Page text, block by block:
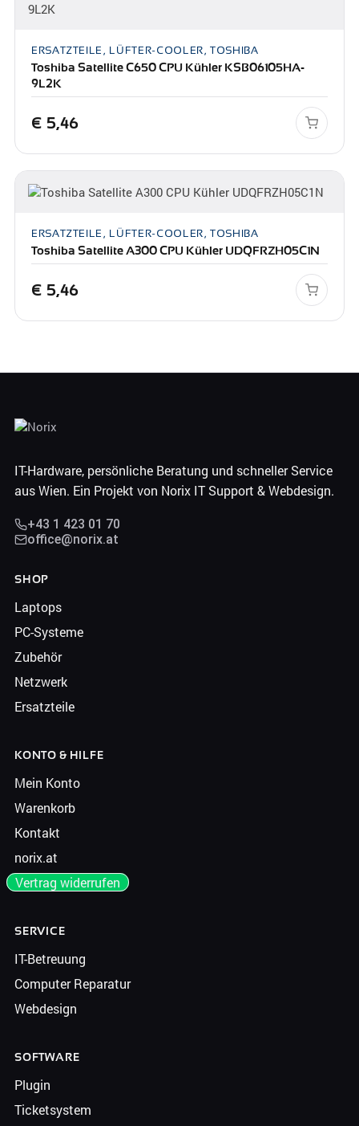
ERSATZTEILE, LÜFTER-COOLER, TOSHIBA
Toshiba Satellite C650 CPU Kühler KSB06105HA-
9L2K
€ 5,46
ERSATZTEILE, LÜFTER-COOLER, TOSHIBA
Toshiba Satellite A300 CPU Kühler UDQFRZH05C1N
€ 5,46
IT-Hardware, persönliche Beratung und schneller Service
aus Wien. Ein Projekt von Norix IT Support & Webdesign.
+43 1 423 01 70
office@norix.at
SHOP
Laptops
PC-Systeme
Zubehör
Netzwerk
Ersatzteile
KONTO & HILFE
Mein Konto
Warenkorb
Kontakt
norix.at
Vertrag widerrufen
SERVICE
IT-Betreuung
Computer Reparatur
Webdesign
SOFTWARE
Plugin
Ticketsystem